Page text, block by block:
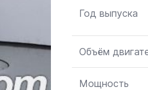
Год выпуска
Объём
Мощность